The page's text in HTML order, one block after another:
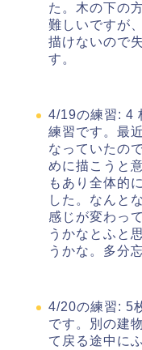
た。木の下の
難しいですが
描けないので
す。
4/19の練習: 4
練習です。最
なっていたの
めに描こうと
もあり全体的
した。なんと
感じが変わっ
うかなとふと
うかな。多分
4/20の練習: 5
です。別の建
て戻る途中に